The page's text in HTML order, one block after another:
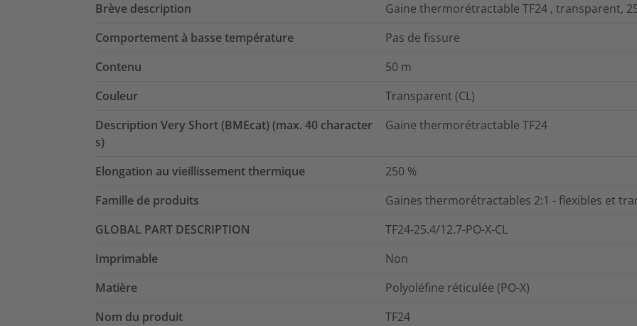
Brève description
Gaine thermorétractable TF24 , transparent,
Comportement à basse température
Pas de fissure
Contenu
50 m
Couleur
Transparent (CL)
Description Very Short (BMEcat) (max. 40 character
s)
Gaine thermorétractable TF24
Elongation au vieillissement thermique 250 %
Famille de produits
Gaines thermorétractables 2:1 - flexibles et
GLOBAL PART DESCRIPTION
TF24-25.4/12.7-PO-X-CL
Imprimable
Non
Matière
Polyoléfine réticulée (PO-X)
Nom du produit
TF24